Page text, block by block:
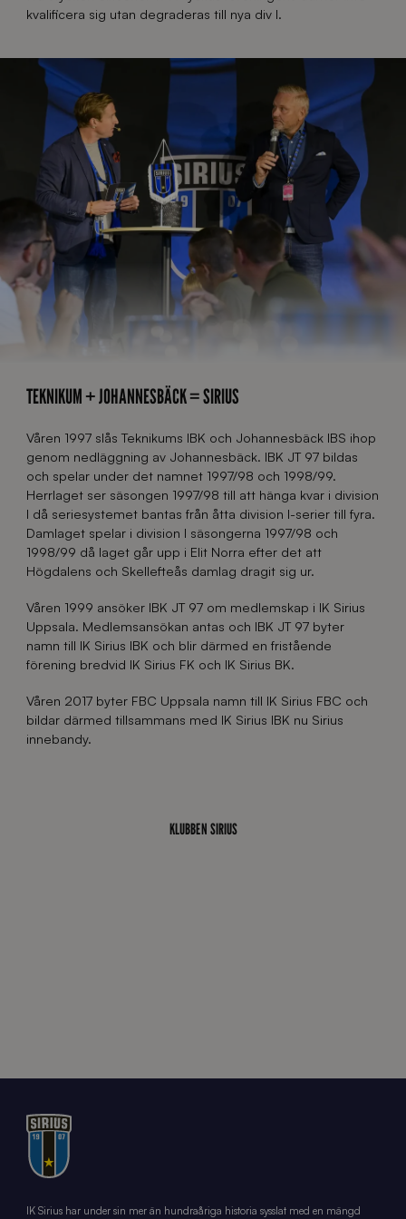
kvalificera sig utan degraderas till nya div I.
TEKNIKUM + JOHANNESBÄCK = SIRIUS
Våren 1997 slås Teknikums IBK och Johannesbäck IBS ihop
genom nedläggning av Johannesbäck. IBK JT 97 bildas
och spelar under det namnet 1997/98 och 1998/99.
Herrlaget ser säsongen 1997/98 till att hänga kvar i division
I då seriesystemet bantas från åtta division I-serier till fyra.
Damlaget spelar i division I säsongerna 1997/98 och
1998/99 då laget går upp i Elit Norra efter det att
Högdalens och Skellefteås damlag dragit sig ur.
Våren 1999 ansöker IBK JT 97 om medlemskap i IK Sirius
Uppsala. Medlemsansökan antas och IBK JT 97 byter
namn till IK Sirius IBK och blir därmed en fristående
förening bredvid IK Sirius FK och IK Sirius BK.
Våren 2017 byter FBC Uppsala namn till IK Sirius FBC och
bildar därmed tillsammans med IK Sirius IBK nu Sirius
innebandy.
KLUBBEN SIRIUS
IK Sirius har under sin mer än hundraåriga historia sysslat med en mängd